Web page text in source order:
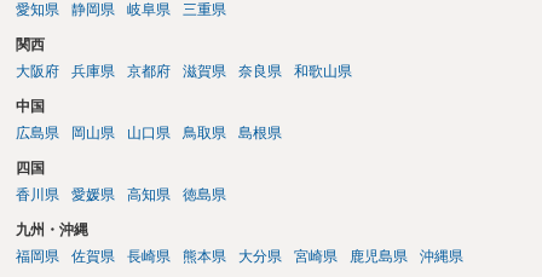
愛知県
静岡県 岐阜県 三重県
関西
大阪府
兵庫県 京都府 滋賀県 奈良県 和歌山県
中国
広島県
岡山県 山口県 鳥取県 島根県
四国
香川県
愛媛県 高知県 徳島県
九州・沖縄
福岡県
佐賀県 長崎県 熊本県 大分県 宮崎県 鹿児島県 沖縄県